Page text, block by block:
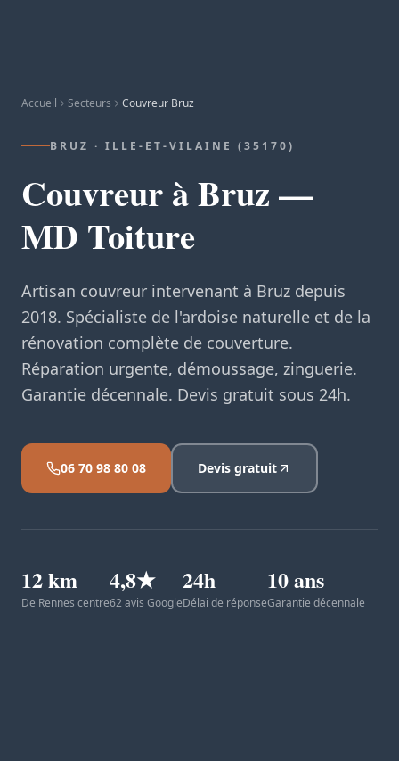
Accueil Secteurs Couvreur Bruz
BRUZ · ILLE-ET-VILAINE (35170)
Couvreur à Bruz —
MD Toiture
Artisan couvreur intervenant à Bruz depuis
2018. Spécialiste de l'ardoise naturelle et de la
rénovation complète de couverture.
Réparation urgente, démoussage, zinguerie.
Garantie décennale. Devis gratuit sous 24h.
06 70 98 80 08 Devis gratuit
12 km
De Rennes centre
4,8★
62 avis Google
24h
Délai de réponse
10 ans
Garantie décennale